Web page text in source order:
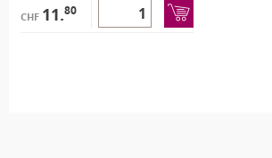
CHF 11.80